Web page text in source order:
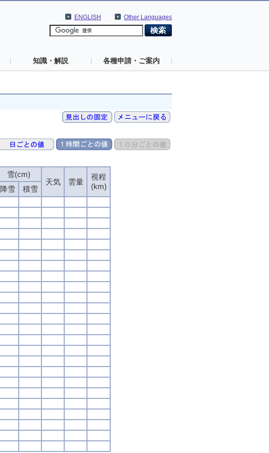
Other Languages
ENGLISH
知識・解説 各種申請・ご案内
雪(cm)
天気
雲量
視程
(km)
降雪
積雪